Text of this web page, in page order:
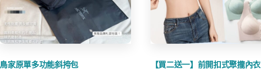
鳥家原單多功能斜挎包 【買二送一】前開扣式聚攏內衣